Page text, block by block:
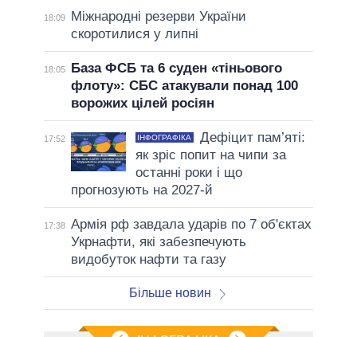
18:09
Міжнародні резерви України
скоротилися у липні
18:05
База ФСБ та 6 суден «тіньового
флоту»: СБС атакували понад 100
ворожих цілей росіян
17:52 ІНФОГРАФІКА
Дефіцит пам’яті:
як зріс попит на чипи за
останні роки і що
прогнозують на 2027-й
17:38 Армія рф завдала ударів по 7 об'єктах
Укрнафти, які забезпечують
видобуток нафти та газу
Більше новин